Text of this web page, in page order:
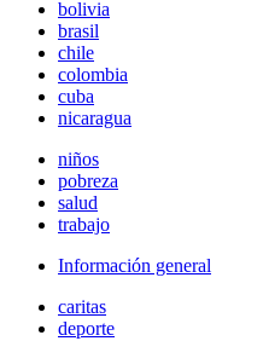
bolivia
brasil
chile
colombia
cuba
nicaragua
niños
pobreza
salud
trabajo
Información general
caritas
deporte